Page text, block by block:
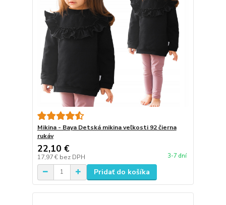
Mikina - Baya Detská mikina veľkosti 92 čierna
rukáv
22,10 €
17,97 € bez DPH 3-7 dní
Pridať do košíka